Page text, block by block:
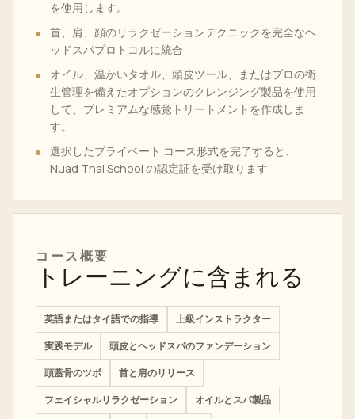
を使用します。
首、肩、顔のリラクゼーションテクニックを完全なヘ
ッドスパプロトコルに統合
オイル、温かいタオル、頭皮ツール、またはプロの衛
生管理を備えたオプションのクレンジング製品を使用
して、プレミアムな感覚トリートメントを作成しま
す。
選択したプライベート コース形式を完了すると、
Nuad Thai School の認定証を受け取ります
コース概要
トレーニングに含まれる
英語またはタイ語での指導
上級インストラクター
実践モデル
頭皮とヘッドスパのファンデーション
頭蓋骨のツボ
首と肩のリリース
フェイシャルリラクゼーション
オイルとスパ製品